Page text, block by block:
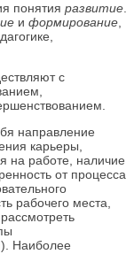
понятия развитие
и формирование
с
направление
карьеры,
на работе, наличие
от процесса
рабочего места,
Наиболее